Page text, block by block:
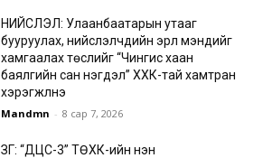
НИЙСЛЭЛ: Улаанбаатарын утааг
бууруулах, нийслэлчүүдийн эрүүл мэндийг
хамгаалах төслийг “Чингис хаан
баялгийн сан нэгдэл” ХХК-тай хамтран
хэрэгжүүлнэ
Mandmn - 8 сар 7, 2026
ЗГ: “ДЦС-3” ТӨХК-ийн нэн